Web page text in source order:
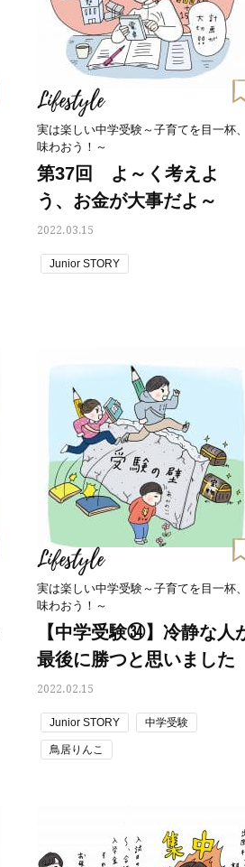
Lifestyle
実は楽しい中学受験～子育てを目一杯、
味わおう！～
第37回 よ～く考えよ
う、お金が大事だよ～
2022.03.15
Junior STORY
Lifestyle
実は楽しい中学受験～子育てを目一杯、
味わおう！～
【中学受験㉞】冷静な人
最後に勝つと思いました
2022.02.15
Junior STORY 中学受験
鳥居りんこ
Beauty
「夕方から目力が落ちる
へ！石井美穂さんが推薦【
イクリーム】3選
Beauty
40代、翌朝の肌が見違え
「ざらつき・ごわつき」
る名品2選〈パック・ミス
Beauty
40代の透明感を底上げ【
以上愛用中」のものも
石井美穂さんおすすめ！
「お疲れ顔を救う」美容パ
は？翌朝の肌に自信がもて
酷暑の夏こそ40代が使う
容液・クリーム】「シワ・
なのに、肌が見違える！
Beauty